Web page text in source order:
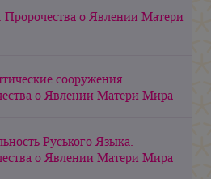
о Явлении Матери
сооружения.
о Явлении Матери Мира
Руського Языка.
о Явлении Матери Мира